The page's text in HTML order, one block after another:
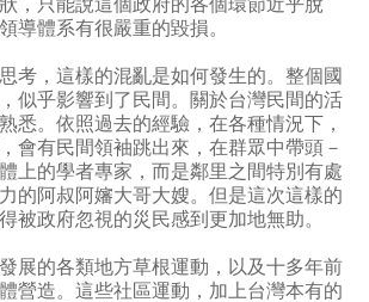
導體系有很嚴重的毀損。
考，這樣的混亂是如何發生的。整個國
似乎影響到了民間。關於台灣民間的活
悉。依照過去的經驗，在各種情況下，
會有民間領袖跳出來，在群眾中帶頭－
上的學者專家，而是鄰里之間特別有處
的阿叔阿嬸大哥大嫂。但是這次這樣的
被政府忽視的災民感到更加地無助。
展的各類地方草根運動，以及十多年前
營造。這些社區運動，加上台灣本有的